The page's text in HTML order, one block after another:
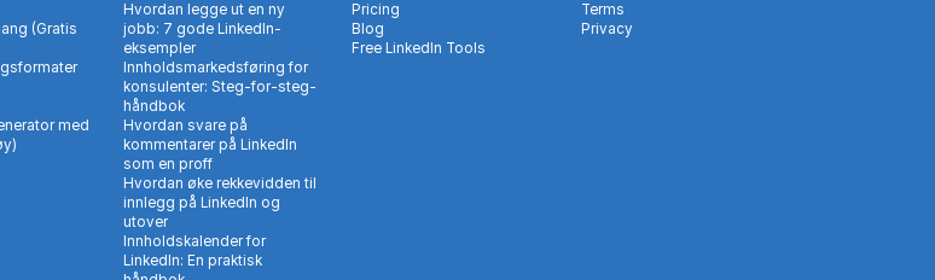
(Gratis
med
Hvordan legge ut en ny
jobb: 7 gode LinkedIn-
eksempler
Innholdsmarkedsføring for
konsulenter: Steg-for-steg-
håndbok
Hvordan svare på
kommentarer på LinkedIn
som en proff
Hvordan øke rekkevidden til
innlegg på LinkedIn og
utover
Innholdskalender for
LinkedIn: En praktisk
Pricing
Blog
Free LinkedIn Tools
Terms
Privacy